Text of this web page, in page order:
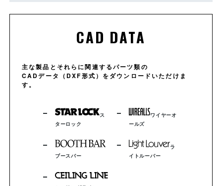
CAD DATA
主な製品とそれらに関連するパーツ類の
CADデータ（DXF形式）をダウンロードいただけま
す。
ス
ターロック
ブースバー
ワイヤーオ
ールズ
ラ
イトルーバー